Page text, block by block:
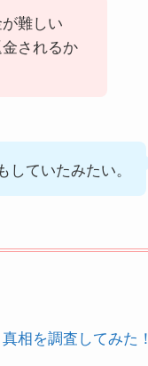
難しい
されるか
ていたみたい。
相を調査してみた！